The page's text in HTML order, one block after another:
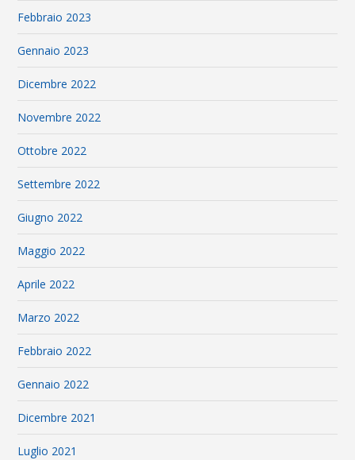
Febbraio 2023
Gennaio 2023
Dicembre 2022
Novembre 2022
Ottobre 2022
Settembre 2022
Giugno 2022
Maggio 2022
Aprile 2022
Marzo 2022
Febbraio 2022
Gennaio 2022
Dicembre 2021
Luglio 2021